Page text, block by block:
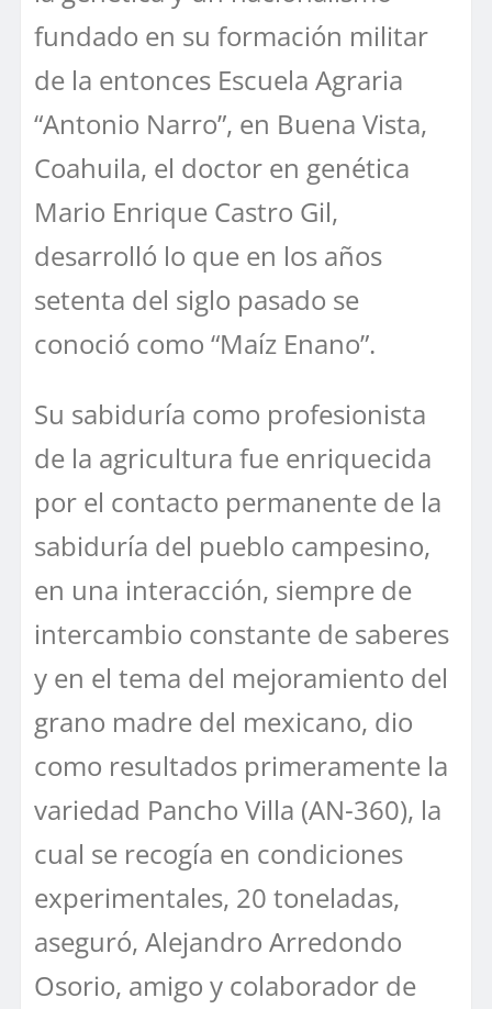
fundado en su formación militar
de la entonces Escuela Agraria
“Antonio Narro”, en Buena Vista,
Coahuila, el doctor en genética
Mario Enrique Castro Gil,
desarrolló lo que en los años
setenta del siglo pasado se
conoció como “Maíz Enano”.
Su sabiduría como profesionista
de la agricultura fue enriquecida
por el contacto permanente de la
sabiduría del pueblo campesino,
en una interacción, siempre de
intercambio constante de saberes
y en el tema del mejoramiento del
grano madre del mexicano, dio
como resultados primeramente la
variedad Pancho Villa (AN-360), la
cual se recogía en condiciones
experimentales, 20 toneladas,
aseguró, Alejandro Arredondo
Osorio, amigo y colaborador de